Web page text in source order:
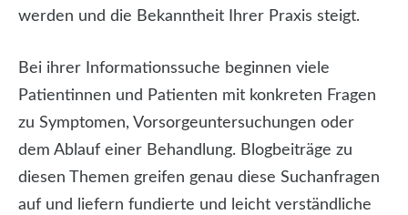
werden und die Bekanntheit Ihrer Praxis steigt.
Bei ihrer Informationssuche beginnen viele
Patientinnen und Patienten mit konkreten Fragen
zu Symptomen, Vorsorgeuntersuchungen oder
dem Ablauf einer Behandlung. Blogbeiträge zu
diesen Themen greifen genau diese Suchanfragen
auf und liefern fundierte und leicht verständliche